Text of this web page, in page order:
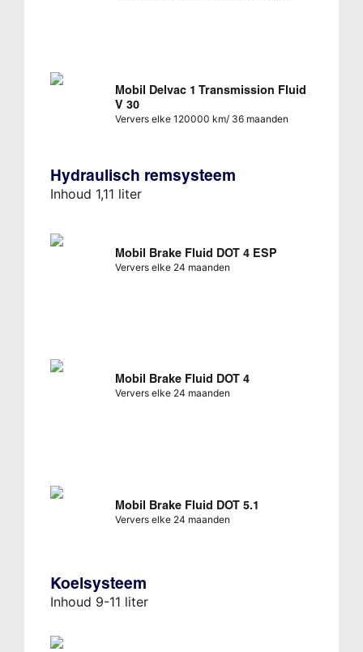
Mobil Delvac 1 Transmission Fluid
V 30
Ververs elke 120000 km/ 36 maanden
Hydraulisch remsysteem
Inhoud 1,11 liter
Mobil Brake Fluid DOT 4 ESP
Ververs elke 24 maanden
Mobil Brake Fluid DOT 4
Ververs elke 24 maanden
Mobil Brake Fluid DOT 5.1
Ververs elke 24 maanden
Koelsysteem
Inhoud 9-11 liter